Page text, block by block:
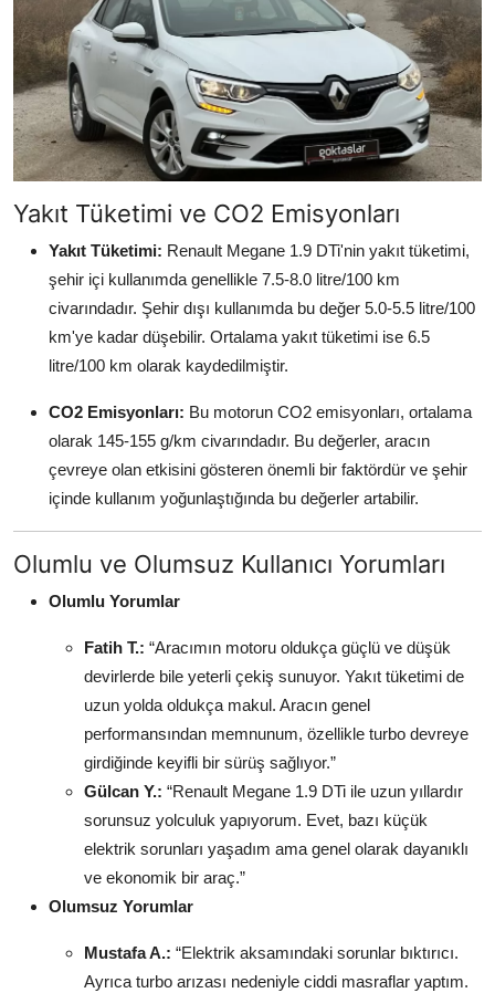
Yakıt Tüketimi ve CO2 Emisyonları
Yakıt Tüketimi: Renault Megane 1.9 DTi'nin yakıt tüketimi,
şehir içi kullanımda genellikle 7.5-8.0 litre/100 km
civarındadır. Şehir dışı kullanımda bu değer 5.0-5.5 litre/100
km'ye kadar düşebilir. Ortalama yakıt tüketimi ise 6.5
litre/100 km olarak kaydedilmiştir.
CO2 Emisyonları: Bu motorun CO2 emisyonları, ortalama
olarak 145-155 g/km civarındadır. Bu değerler, aracın
çevreye olan etkisini gösteren önemli bir faktördür ve şehir
içinde kullanım yoğunlaştığında bu değerler artabilir.
Olumlu ve Olumsuz Kullanıcı Yorumları
Olumlu Yorumlar
Fatih T.: “Aracımın motoru oldukça güçlü ve düşük
devirlerde bile yeterli çekiş sunuyor. Yakıt tüketimi de
uzun yolda oldukça makul. Aracın genel
performansından memnunum, özellikle turbo devreye
girdiğinde keyifli bir sürüş sağlıyor.”
Gülcan Y.: “Renault Megane 1.9 DTi ile uzun yıllardır
sorunsuz yolculuk yapıyorum. Evet, bazı küçük
elektrik sorunları yaşadım ama genel olarak dayanıklı
ve ekonomik bir araç.”
Olumsuz Yorumlar
Mustafa A.: “Elektrik aksamındaki sorunlar bıktırıcı.
Ayrıca turbo arızası nedeniyle ciddi masraflar yaptım.